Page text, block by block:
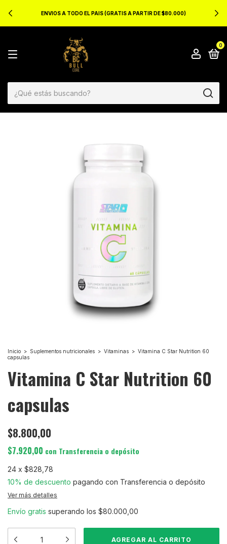
EL PAIS (GRATIS A PARTIR DE $80.000) 10%
0
Inicio > Suplementos nutricionales > Vitaminas > Vitamina C Star Nutrition 60
capsulas
Vitamina C Star Nutrition 60
capsulas
$8.800,00
$7.920,00 con Transferencia o depósito
24 x $828,78
10% de descuento pagando con Transferencia o depósito
Ver más detalles
Envío gratis superando los $80.000,00